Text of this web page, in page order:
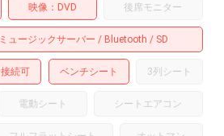
映像 DVD 後席モニター
ミュージックサーバー Bluetooth SD
続可 ベンチシート 3列シート
電動シート シートエアコン